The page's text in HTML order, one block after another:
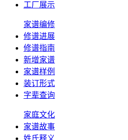
工厂展示
家谱编修
修谱进展
修谱指南
新增家谱
家谱样例
装订形式
字辈查询
家庭文化
家谱故事
姓氏释义